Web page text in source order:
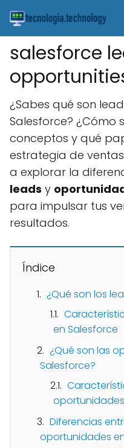
salesforce
¿Sabes qué son
Salesforce? ¿Cómo
conceptos y qué
estrategia de
a explorar la
leads y
para impulsar tus
resultados.
Índice
¿Qué son los
en Salesforce
¿Qué son las
Salesforce?
Diferencias
oportunidades